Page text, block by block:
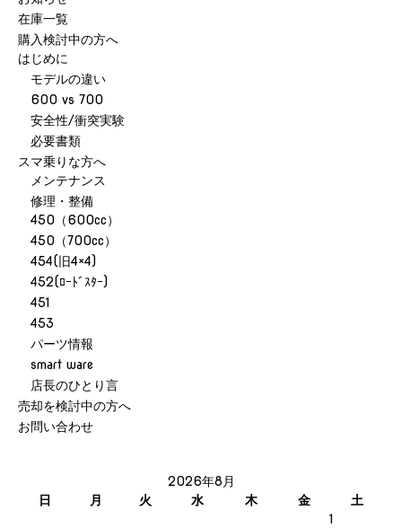
在庫一覧
購入検討中の方へ
はじめに
モデルの違い
600 vs 700
安全性/衝突実験
必要書類
スマ乗りな方へ
メンテナンス
修理・整備
450（600cc）
450（700cc）
454(旧4×4)
452(ﾛｰﾄﾞｽﾀｰ)
451
453
パーツ情報
smart ware
店長のひとり言
売却を検討中の方へ
お問い合わせ
2026年8月
日
月 火 水 木 金
土
1